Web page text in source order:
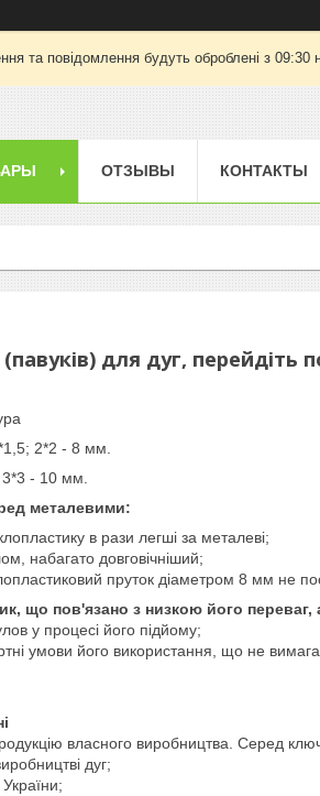
та повідомлення будуть оброблені з 09:30
ОТЗЫВЫ КОНТАКТЫ
для дуг, перейдіть
2*2 - 8 мм.
3*3 - 10 мм.
металевими:
в рази легші за металеві;
набагато довговічніший;
пруток діаметром 8 мм не
що пов'язано з низкою його переваг,
у процесі його підйому;
умови його використання, що не
власного виробництва. Серед
дуг;